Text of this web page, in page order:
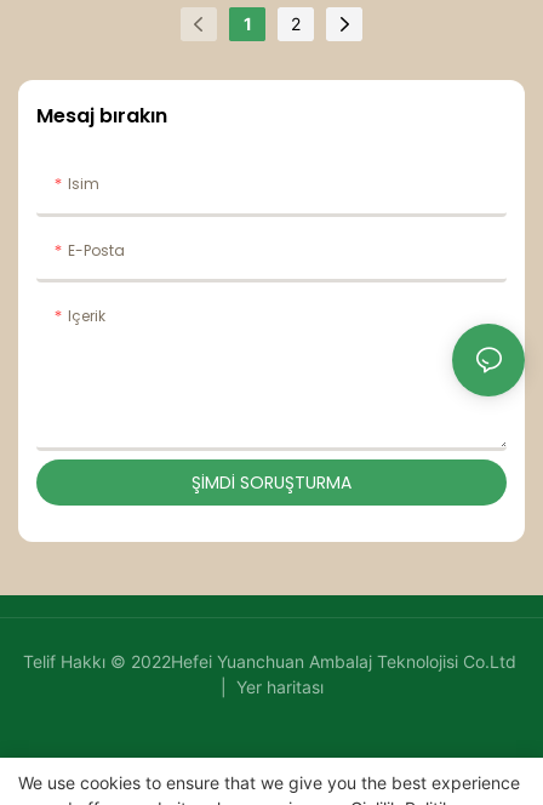
karıştırma popsicle
1 2
Mesaj bırakın
Isim
E-Posta
Içerik
ŞIMDI SORUŞTURMA
Telif Hakkı © 2022Hefei Yuanchuan Ambalaj Teknolojisi Co.Ltd
Yer haritası
We use cookies to ensure that we give you the best experience